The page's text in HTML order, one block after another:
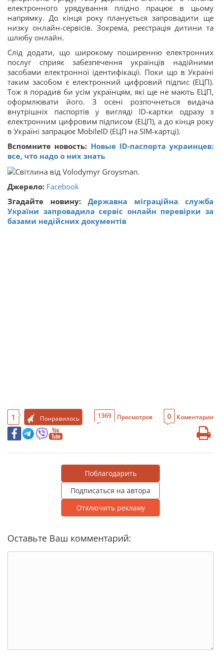
електронного урядування плідно працює в цьому
напрямку. До кінця року планується запровадити ще
низку онлайн-сервісів. Зокрема, реєстрація дитини та
шлюбу онлайн.
Слід додати, що широкому поширенню електронних
послуг сприяє забезпечення українців надійними
засобами електронної ідентифікації. Поки що в Україні
таким засобом є електронний цифровий підпис (ЕЦП).
Тож я порадив би усім українцям, які ще не мають ЕЦП,
оформлювати його. З осені розпочнеться видача
внутрішніх паспортів у вигляді ID-картки одразу з
електронним цифровим підписом (ЕЦП), а до кінця року
в Україні запрацює MobileID (ЕЦП на SIM-картці).
Вспомните новость: Новые ID-паспорта украинцев:
все, что надо о них знать
Джерело: Facebook
Згадайте новину: Державна міграційна служба
України запровадила сервіс онлайн перевірки за
базами недійсних документів
1 Понравилось 1369 Просмотров 0 Коментарии
Поблагодарить
Подписаться на автора
Отключить рекламу
Оставьте Ваш комментарий: